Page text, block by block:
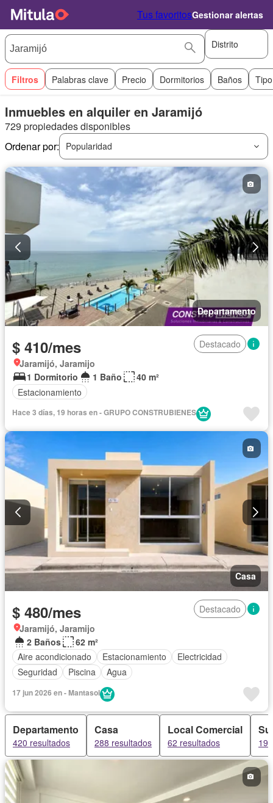
Tus favoritosGestionar alertas
Distrito
Filtros Palabras clave Precio Dormitorios Baños
Inmuebles en alquiler en Jaramijó
729 propiedades disponibles
Ordenar por:
Popularidad
Departamento
$ 410/mes
Destacado
Jaramijó, Jaramijo
1 Dormitorio
1 Baño
40 m²
Estacionamiento
Hace 3 días, 19 horas en - GRUPO CONSTRUBIENES
Casa
$ 480/mes
Destacado
Jaramijó, Jaramijo
2 Baños
62 m²
Aire acondicionado
Estacionamiento
Electricidad
Seguridad
Piscina Agua
17 jun 2026 en - Mantasol
Departamento
420 resultados
Casa
288 resultados
Local Comercial
62 resultados 19